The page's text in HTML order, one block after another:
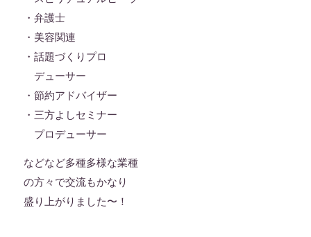
・弁護士
・美容関連
・話題づくりプロ
デューサー
・節約アドバイザー
・三方よしセミナー
プロデューサー
などなど多種多様な業種
の方々で交流もかなり
盛り上がりました〜！